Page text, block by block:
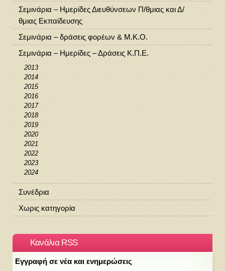
Σεμινάρια – Ημερίδες Διευθύνσεων Π/θμιας και Δ/
θμιας Εκπαίδευσης
Σεμινάρια – δράσεις φορέων & Μ.Κ.Ο.
Σεμινάρια – Ημερίδες – Δράσεις Κ.Π.Ε.
2013
2014
2015
2016
2017
2018
2019
2020
2021
2022
2023
2024
Συνέδρια
Χωρις κατηγορία
Κανάλια RSS
Εγγραφή σε νέα και ενημερώσεις